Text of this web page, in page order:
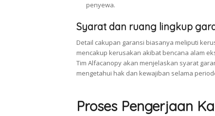
penyewa.
Syarat dan ruang lingkup
Detail cakupan garansi biasanya meliputi
mencakup kerusakan akibat bencana alam
Tim Alfacanopy akan menjelaskan syarat
mengetahui hak dan kewajiban selama
Proses Pengerjaan